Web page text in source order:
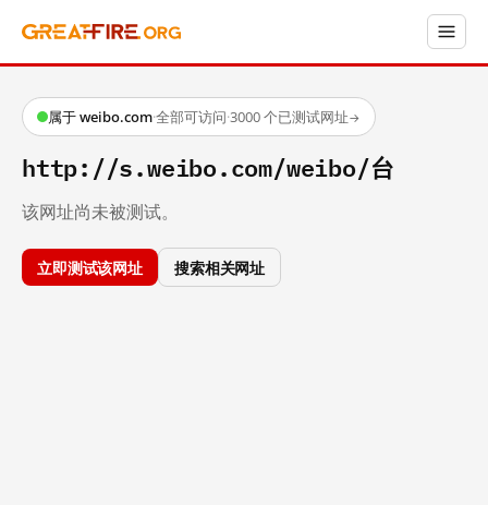
属于 weibo.com·全部可访问·3000 个已测试网址→
http://s.weibo.com/weibo/台
该网址尚未被测试。
立即测试该网址 搜索相关网址